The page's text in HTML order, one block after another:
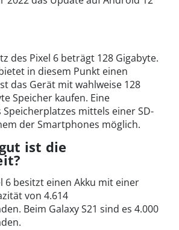
des Pixel 6 beträgt 128 Gigabyte.
in diesem Punkt einen
das Gerät mit wahlweise 128
Speicher kaufen. Eine
mittels einer SD-
der Smartphones möglich.
ist die
6 besitzt einen Akku mit einer
von 4.614
Beim Galaxy S21 sind es 4.000